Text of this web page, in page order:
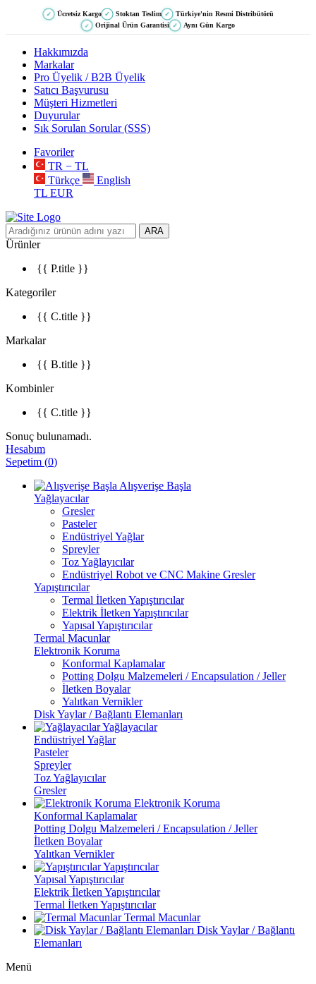
✓ Ücretsiz Kargo ✓ Stoktan Teslim ✓ Türkiye'nin Resmi Distribütörü
✓ Orijinal Ürün Garantisi ✓ Aynı Gün Kargo
Hakkımızda
Markalar
Pro Üyelik / B2B Üyelik
Satıcı Başvurusu
Müşteri Hizmetleri
Duyurular
Sık Sorulan Sorular (SSS)
Favoriler
TR − TL
Türkçe
English
TL EUR
ARA
Ürünler
{{ P.title }}
Kategoriler
{{ C.title }}
Markalar
{{ B.title }}
Kombinler
{{ C.title }}
Sonuç bulunamadı.
Hesabım
Sepetim (0)
Alışverişe Başla
Yağlayacılar
Gresler
Pasteler
Endüstriyel Yağlar
Spreyler
Toz Yağlayıcılar
Endüstriyel Robot ve CNC Makine Gresler
Yapıştırıcılar
Termal İletken Yapıştırıcılar
Elektrik İletken Yapıştırıcılar
Yapısal Yapıştırıcılar
Termal Macunlar
Elektronik Koruma
Konformal Kaplamalar
Potting Dolgu Malzemeleri / Encapsulation / Jeller
İletken Boyalar
Yalıtkan Vernikler
Disk Yaylar / Bağlantı Elemanları
Yağlayacılar
Endüstriyel Yağlar
Pasteler
Spreyler
Toz Yağlayıcılar
Gresler
Elektronik Koruma
Konformal Kaplamalar
Potting Dolgu Malzemeleri / Encapsulation / Jeller
İletken Boyalar
Yalıtkan Vernikler
Yapıştırıcılar
Yapısal Yapıştırıcılar
Elektrik İletken Yapıştırıcılar
Termal İletken Yapıştırıcılar
Termal Macunlar
Disk Yaylar / Bağlantı
Elemanları
Menü